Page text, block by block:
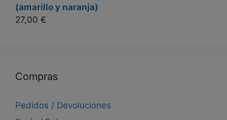
(amarillo y naranja)
27,00 €
Compras
Pedidos / Devoluciones